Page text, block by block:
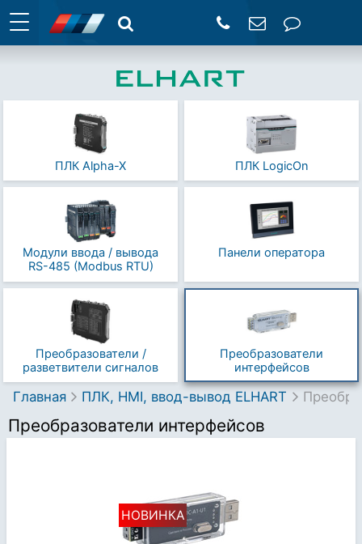
ПЛК Alpha-X ПЛК LogicOn
Модули ввода / вывода
RS-485 (Modbus RTU)
Панели оператора
Преобразователи /
разветвители сигналов
Преобразователи
интерфейсов
Главная ПЛК, HMI, ввод-вывод ELHART
Преобразователи интерфейсов